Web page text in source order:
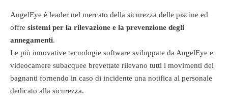
AngelEye è leader nel mercato della sicurezza delle piscine ed
offre sistemi per la rilevazione e la prevenzione degli
annegamenti.
Le più innovative tecnologie software sviluppate da AngelEye e
videocamere subacquee brevettate rilevano tutti i movimenti dei
bagnanti fornendo in caso di incidente una notifica al personale
dedicato alla sicurezza.